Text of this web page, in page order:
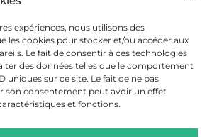
expériences, nous utilisons des
les cookies pour stocker et/ou accéder aux
Le fait de consentir à ces technologies
des données telles que le comportement
uniques sur ce site. Le fait de ne pas
son consentement peut avoir un effet
et fonctions.
-
19 SEP -
20 SEP
JEP 2026 AU MUSÉE
DU MONT-BLANC